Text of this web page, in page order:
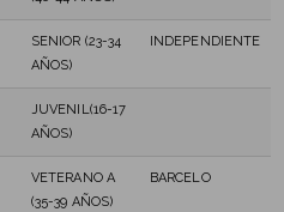
SENIOR (23-34
AÑOS)
INDEPENDIENTE
JUVENIL(16-17
AÑOS)
VETERANO A
(35-39 AÑOS)
BARCELO